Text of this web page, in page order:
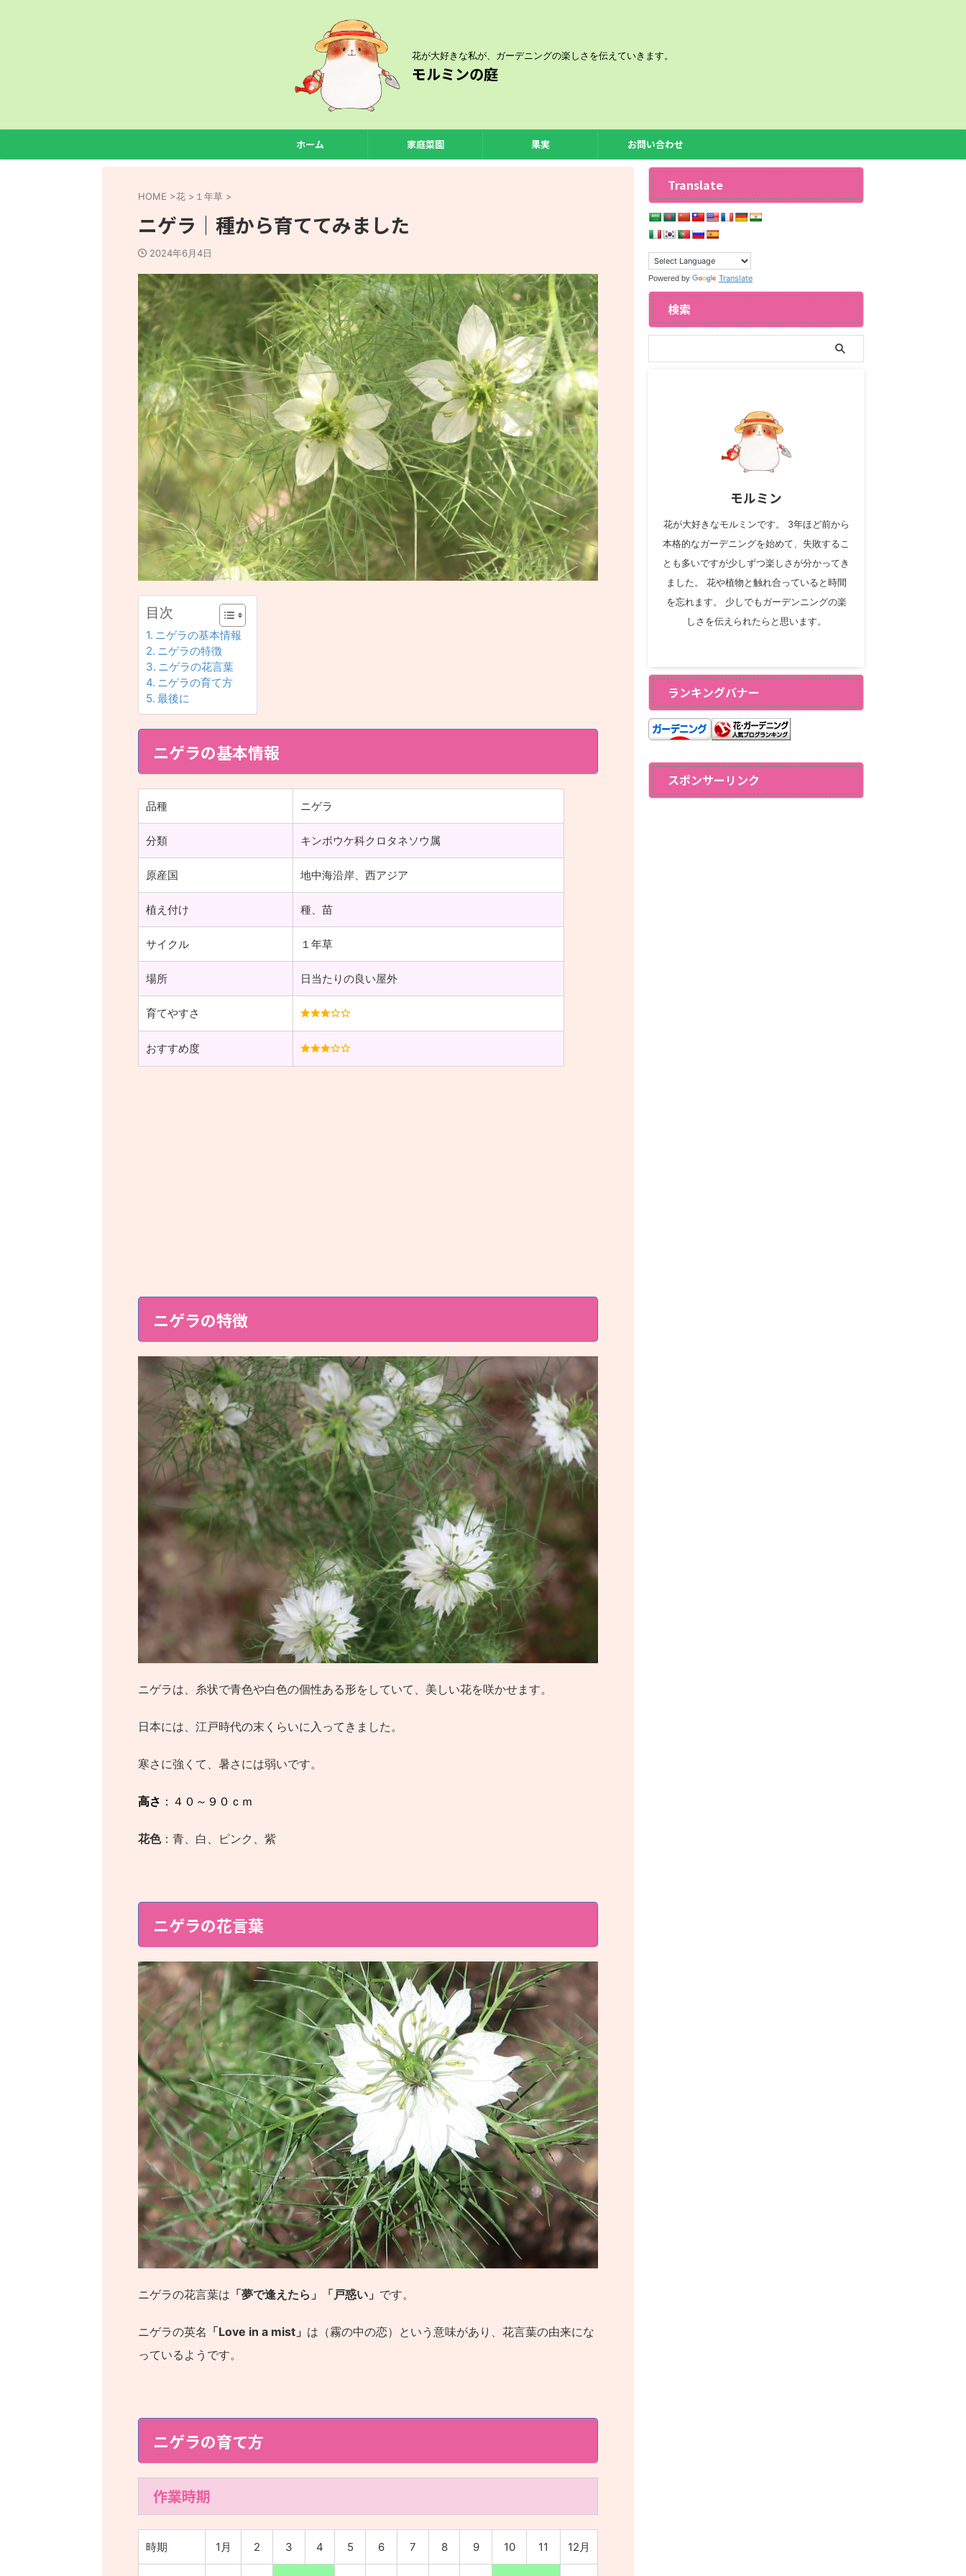
花が大好きな私が、ガーデニングの楽しさを伝えていきます。
モルミンの庭
ホーム 家庭菜園 果実 お問い合わせ
HOME >花 > １年草 >
ニゲラ｜種から育ててみました
2024年6月4日
目次
ニゲラの基本情報
ニゲラの特徴
ニゲラの花言葉
ニゲラの育て方
最後に
ニゲラの基本情報
品種 ニゲラ
分類 キンボウケ科クロタネソウ属
原産国 地中海沿岸、西アジア
植え付け 種、苗
サイクル １年草
場所 日当たりの良い屋外
育てやすさ
おすすめ度
ニゲラの特徴
ニゲラは、糸状で青色や白色の個性ある形をしていて、美しい花を咲かせます。
日本には、江戸時代の末くらいに入ってきました。
寒さに強くて、暑さには弱いです。
高さ ：４０～９０ｃｍ
花色：青、白、ピンク、紫
ニゲラの花言葉
ニゲラの花言葉は 「夢で逢えたら」「戸惑い」 です。
ニゲラの英名 「Love in a mist」 は（霧の中の恋）という意味があり、花言葉の由来にな
っているようです。
ニゲラの育て方
作業時期
時期 1月 2 3 4 5 6 7 8 9 10 11 12月
Translate
Powered by Translate
検索
モルミン
花が大好きなモルミンです。 3年ほど前から
本格的なガーデニングを始めて、失敗するこ
とも多いですが少しずつ楽しさが分かってき
ました。 花や植物と触れ合っていると時間
を忘れます。 少しでもガーデンニングの楽
しさを伝えられたらと思います。
ランキングバナー
スポンサーリンク